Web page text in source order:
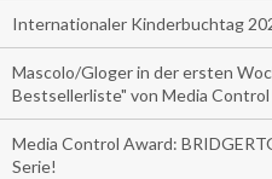
Internationaler Kinderbuchtag
Mascolo/Gloger in der ersten
Bestsellerliste" von Media Control
Media Control Award:
Serie!